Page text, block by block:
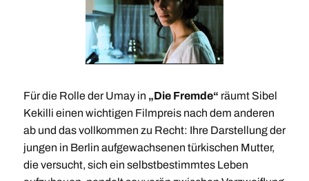
Für die Rolle der Umay in „Die Fremde“ räumt Sibel
Kekilli einen wichtigen Filmpreis nach dem anderen
ab und das vollkommen zu Recht: Ihre Darstellung der
jungen in Berlin aufgewachsenen türkischen Mutter,
die versucht, sich ein selbstbestimmtes Leben